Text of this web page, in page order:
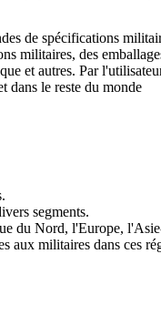
de spécifications
militaires, des
et autres. Par
dans le reste du monde
segments.
du Nord, l'Europe,
aux militaires dans ces